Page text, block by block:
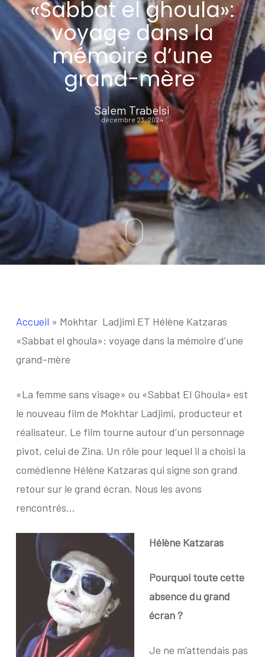
«Sabbat el ghoula»:
voyage dans la
mémoire d’une
grand-mère
Salem Trabelsi
décembre 23, 2024
Accueil » Mokhtar Ladjimi ET Hélène Katzaras
«Sabbat el ghoula»: voyage dans la mémoire d’une
grand-mère
«La femme sans visage» ou «Sabbat El Ghoula» est
le nouveau film de Mokhtar Ladjimi, producteur et
réalisateur. Le film tourne autour d’un personnage
pivot, celui de Zina. Un rôle pour lequel il a choisi la
comédienne Hélène Katzaras qui signe son grand
retour sur le grand écran. Nous les avons
rencontrés…
Hélène Katzaras
Pourquoi toute cette
absence du grand
écran ?
Je ne m’attendais pas